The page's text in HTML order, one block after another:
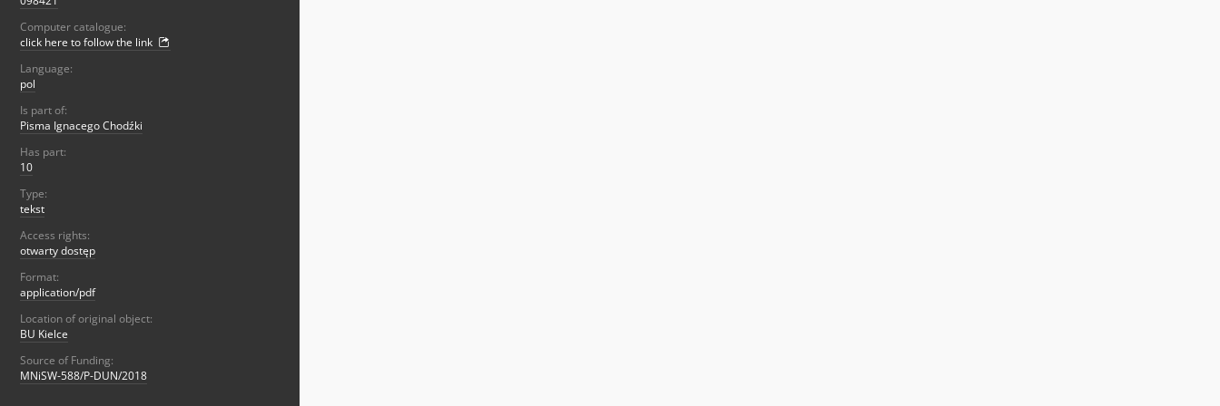
Computer catalogue:
click here to follow the link
Language:
pol
Is part of:
Pisma Ignacego Chodźki
Has part:
10
Type:
tekst
Access rights:
otwarty dostęp
Format:
application/pdf
Location of original object:
BU Kielce
Source of Funding:
MNiSW-588/P-DUN/2018